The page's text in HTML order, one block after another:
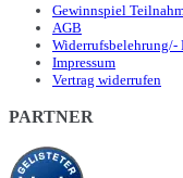
Gewinnspiel
AGB
Widerrufsbelehrung/-
Impressum
Vertrag widerrufen
PARTNER